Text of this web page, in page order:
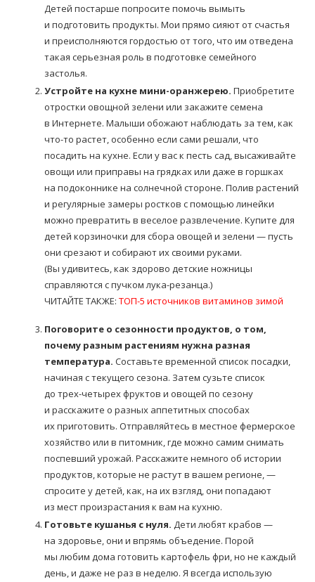
Детей постарше попросите помочь вымыть
и подготовить продукты. Мои прямо сияют от счастья
и преисполняются гордостью от того, что им отведена
такая серьезная роль в подготовке семейного
застолья.
Устройте на кухне мини-оранжерею. Приобретите
отростки овощной зелени или закажите семена
в Интернете. Малыши обожают наблюдать за тем, как
что-то растет, особенно если сами решали, что
посадить на кухне. Если у вас к песть сад, высаживайте
овощи или приправы на грядках или даже в горшках
на подоконнике на солнечной стороне. Полив растений
и регулярные замеры ростков с помощью линейки
можно превратить в веселое развлечение. Купите для
детей корзиночки для сбора овощей и зелени — пусть
они срезают и собирают их своими руками.
(Вы удивитесь, как здорово детские ножницы
справляются с пучком лука-резанца.)
ЧИТАЙТЕ ТАКЖЕ: ТОП-5 источников витаминов зимой
Поговорите о сезонности продуктов, о том,
почему разным растениям нужна разная
температура. Составьте временной список посадки,
начиная с текущего сезона. Затем сузьте список
до трех-четырех фруктов и овощей по сезону
и расскажите о разных аппетитных способах
их приготовить. Отправляйтесь в местное фермерское
хозяйство или в питомник, где можно самим снимать
поспевший урожай. Расскажите немного об истории
продуктов, которые не растут в вашем регионе, —
спросите у детей, как, на их взгляд, они попадают
из мест произрастания к вам на кухню.
Готовьте кушанья с нуля. Дети любят крабов —
на здоровье, они и впрямь объедение. Порой
мы любим дома готовить картофель фри, но не каждый
день, и даже не раз в неделю. Я всегда использую